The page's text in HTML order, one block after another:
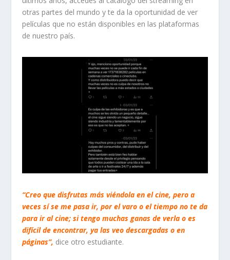
otras partes del mundo y te da la oportunidad de ver
películas que no están disponibles en las plataformas
de nuestro país.
“Creo que disfrutas más viéndola en el cine, pero a
veces sí se me pasa ir, por el varo o el tiempo no te da
para ir al cine; si tengo muchas ganas de verla o es
difícil de encontrar, ya las veo descargadas o en
páginas”, dice otro estudiante.